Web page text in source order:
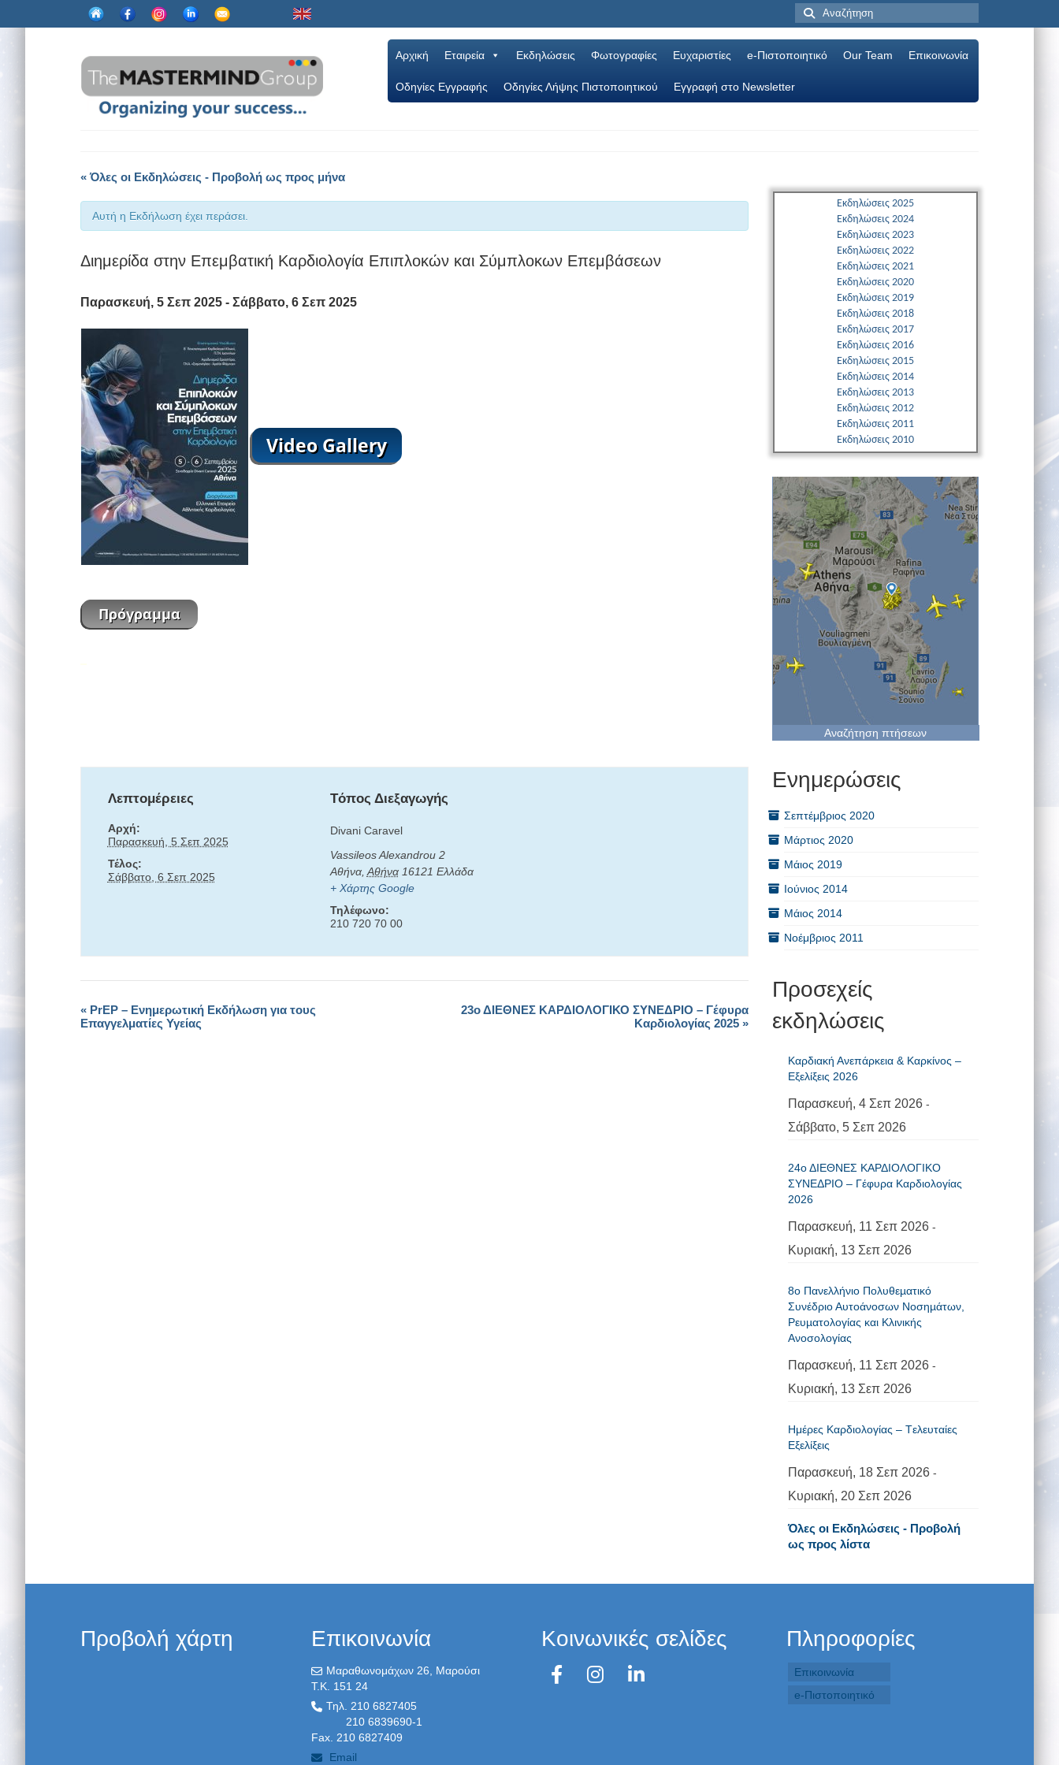
Αρχική Εταιρεία Εκδηλώσεις Φωτογραφίες Ευχαριστίες e-Πιστοποιητικό Our Team Επικοινωνία
Oδηγίες Εγγραφής Οδηγίες Λήψης Πιστοποιητικού Εγγραφή στο Newsletter
« Όλες οι Εκδηλώσεις - Προβολή ως προς μήνα
Αυτή η Εκδήλωση έχει περάσει.
Διημερίδα στην Επεμβατική Καρδιολογία Επιπλοκών και Σύμπλοκων Επεμβάσεων
Παρασκευή, 5 Σεπ 2025 - Σάββατο, 6 Σεπ 2025
Λεπτομέρειες
Αρχή:
Παρασκευή, 5 Σεπ 2025
Τέλος:
Σάββατο, 6 Σεπ 2025
Tόπος Διεξαγωγής
Divani Caravel
Vassileos Alexandrou 2
Αθήνα, Αθήνα 16121 Ελλάδα
+ Χάρτης Google
Τηλέφωνο:
210 720 70 00
Εκδήλωση
« PrEP – Ενημερωτική Εκδήλωση για τους
Επαγγελματίες Υγείας
23ο ΔΙΕΘΝΕΣ ΚΑΡΔΙΟΛΟΓΙΚΟ ΣΥΝΕΔΡΙΟ – Γέφυρα
Καρδιολογίας 2025 »
Εκδηλώσεις 2025
Εκδηλώσεις 2024
Εκδηλώσεις 2023
Εκδηλώσεις 2022
Εκδηλώσεις 2021
Εκδηλώσεις 2020
Εκδηλώσεις 2019
Εκδηλώσεις 2018
Εκδηλώσεις 2017
Εκδηλώσεις 2016
Εκδηλώσεις 2015
Εκδηλώσεις 2014
Εκδηλώσεις 2013
Εκδηλώσεις 2012
Εκδηλώσεις 2011
Εκδηλώσεις 2010
Αναζήτηση πτήσεων
Ενημερώσεις
Σεπτέμβριος 2020
Μάρτιος 2020
Μάιος 2019
Ιούνιος 2014
Μάιος 2014
Νοέμβριος 2011
Προσεχείς
εκδηλώσεις
Καρδιακή Ανεπάρκεια & Καρκίνος –
Εξελίξεις 2026
Παρασκευή, 4 Σεπ 2026-
Σάββατο, 5 Σεπ 2026
24ο ΔΙΕΘΝΕΣ ΚΑΡΔΙΟΛΟΓΙΚΟ
ΣΥΝΕΔΡΙΟ – Γέφυρα Καρδιολογίας
2026
Παρασκευή, 11 Σεπ 2026-
Κυριακή, 13 Σεπ 2026
8ο Πανελλήνιο Πολυθεµατικό
Συνέδριο Αυτοάνοσων Νοσηµάτων,
Ρευµατολογίας και Κλινικής
Ανοσολογίας
Παρασκευή, 11 Σεπ 2026-
Κυριακή, 13 Σεπ 2026
Ημέρες Καρδιολογίας – Tελευταίες
Εξελίξεις
Παρασκευή, 18 Σεπ 2026-
Κυριακή, 20 Σεπ 2026
Όλες οι Εκδηλώσεις - Προβολή
ως προς λίστα
Προβολή χάρτη Επικοινωνία
Μαραθωνομάχων 26, Μαρούσι
T.K. 151 24
Τηλ. 210 6827405
210 6839690-1
Fax. 210 6827409
Email
Κοινωνικές σελίδες Πληροφορίες
Επικοινωνία
e-Πιστοποιητικό